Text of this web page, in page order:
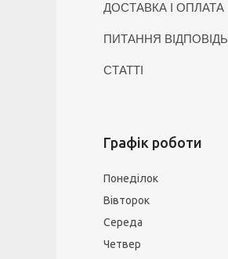
ДОСТАВКА І ОПЛАТА
ПИТАННЯ ВІДПОВІДЬ
СТАТТІ
Графік роботи
Понеділок
Вівторок
Середа
Четвер